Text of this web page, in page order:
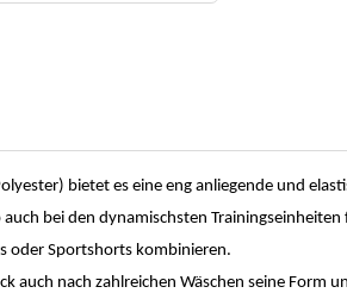
bietet es eine eng anliegende und
bei den dynamischsten
oder Sportshorts kombinieren.
auch nach zahlreichen Wäschen seine Form